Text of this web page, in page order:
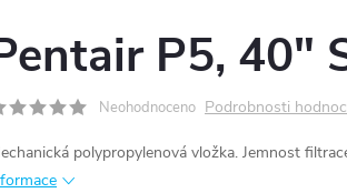
P5, 40"
Neohodnoceno Podrobnosti
polypropylenová vložka. Jemnost